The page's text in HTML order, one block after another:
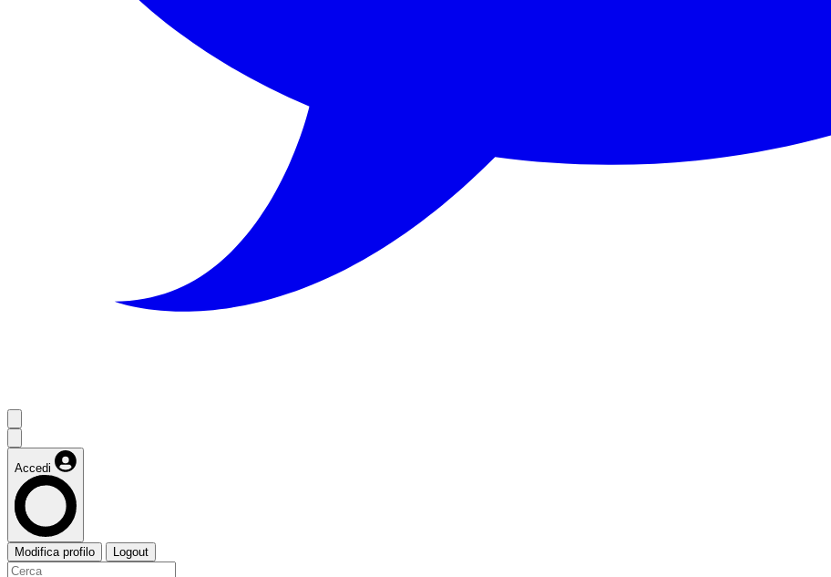
Accedi
Modifica profilo Logout